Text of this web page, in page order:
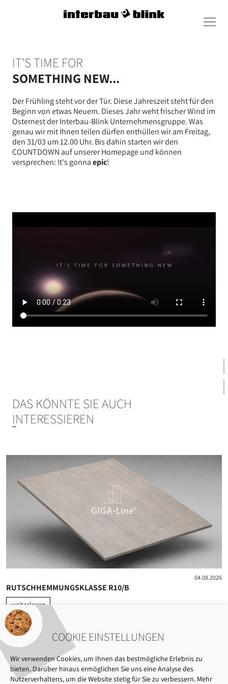
IT'S TIME FOR
SOMETHING NEW...
Der Frühling steht vor der Tür. Diese Jahreszeit steht für den
Beginn von etwas Neuem. Dieses Jahr weht frischer Wind im
Osternest der Interbau-Blink Unternehmensgruppe. Was
genau wir mit Ihnen teilen dürfen enthüllen wir am Freitag,
den 31/03 um 12.00 Uhr. Bis dahin starten wir den
COUNTDOWN auf unserer Homepage und können
versprechen: It's gonnaepic!
DAS KÖNNTE SIE AUCH
INTERESSIEREN
04.08.2026
RUTSCHHEMMUNGSKLASSE R10/B
weiterlesen
COOKIE EINSTELLUNGEN
Wir verwenden Cookies, um Ihnen das bestmögliche Erlebnis zu
bieten. Darüber hinaus ermöglichen Sie uns eine Analyse des
Nutzerverhaltens, um die Website stetig für Sie zu verbessern. Mehr